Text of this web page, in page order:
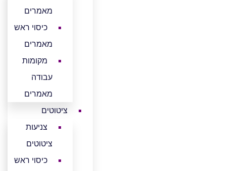
מאמרים
כיסוי ראש
מאמרים
מקומות
עבודה
מאמרים
ציטוטים
צניעות
ציטוטים
כיסוי ראש